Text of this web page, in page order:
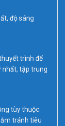
độ sáng
trình để
nhất, tập trung
tùy thuộc
tránh tiêu